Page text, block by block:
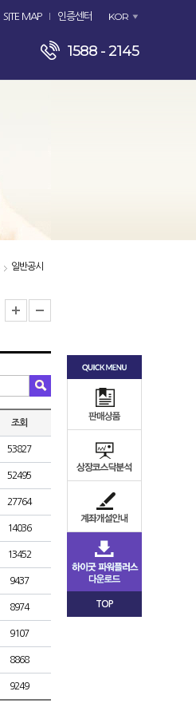
SITE MAP 인증센터 KOR
1588 - 2145
일반공시
조회
53827
52495
27764
14036
13452
9437
8974
9107
8868
9249
TOP